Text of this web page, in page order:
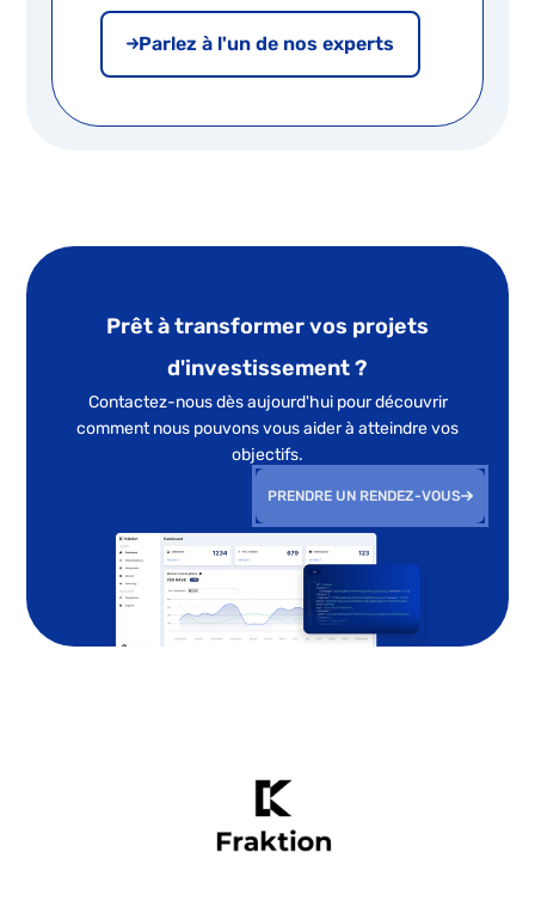
Parlez à l'un de nos experts
Prêt à transformer vos projets
d'investissement ?
Contactez-nous dès aujourd'hui pour découvrir
comment nous pouvons vous aider à atteindre vos
objectifs.
PRENDRE UN RENDEZ-VOUS